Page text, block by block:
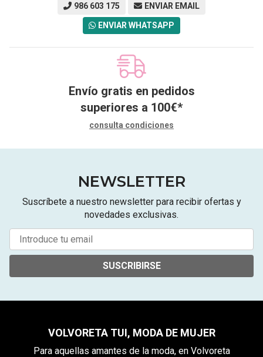
986 603 175 ENVIAR EMAIL
ENVIAR WHATSAPP
Envío gratis en pedidos
superiores a 100€*
consulta condiciones
NEWSLETTER
Suscríbete a nuestro newsletter para recibir ofertas y
novedades exclusivas.
SUSCRIBIRSE
VOLVORETA TUI, MODA DE MUJER
Para aquellas amantes de la moda, en Volvoreta